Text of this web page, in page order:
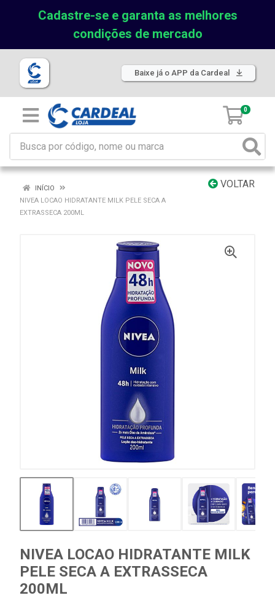
Cadastre-se e garanta as melhores
condições de mercado
Baixe já o APP da Cardeal
0
VOLTAR
INÍCIO
NIVEA LOCAO HIDRATANTE MILK PELE SECA A
EXTRASSECA 200ML
NIVEA LOCAO HIDRATANTE MILK
PELE SECA A EXTRASSECA
200ML